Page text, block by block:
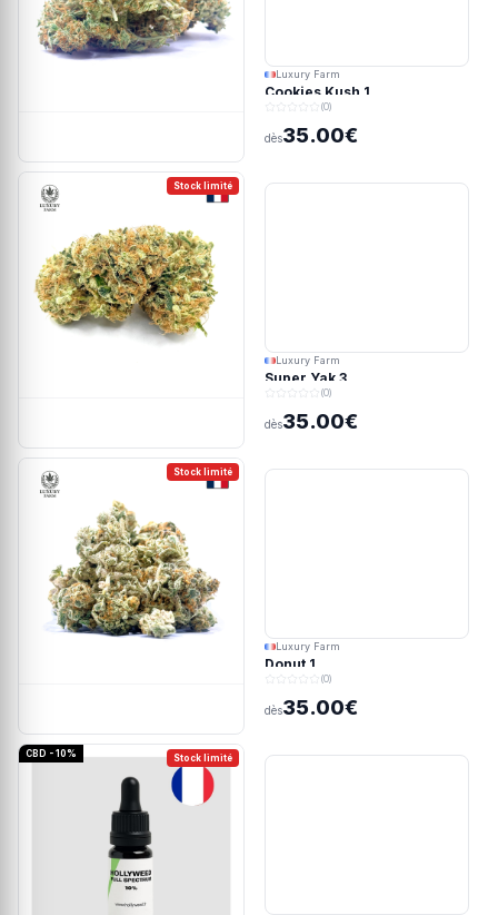
Luxury Farm
Cookies Kush 1
(0)
dès35.00€
Stock limité
Luxury Farm
Super Yak 3
(0)
dès35.00€
Stock limité
Luxury Farm
Donut 1
(0)
dès35.00€
Stock limité
CBD - 10%